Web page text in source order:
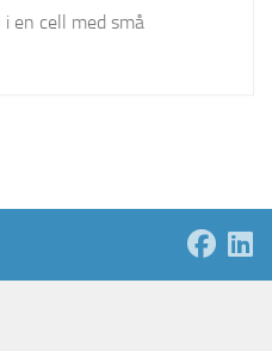
en cell med små